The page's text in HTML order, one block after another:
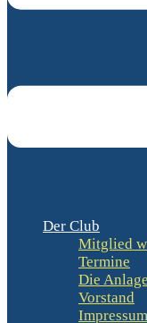
Der Club
Mitglied
Termine
Die
Vorstand
Impressum